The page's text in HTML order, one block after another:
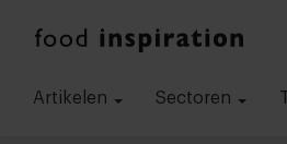
Artikelen Sectoren